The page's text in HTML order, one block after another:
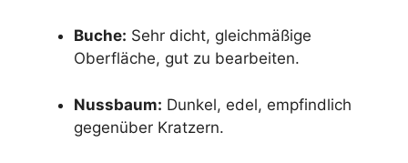
Buche: Sehr dicht, gleichmäßige
Oberfläche, gut zu bearbeiten.
Nussbaum: Dunkel, edel, empfindlich
gegenüber Kratzern.